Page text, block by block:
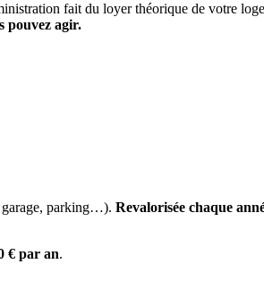
fait du loyer théorique de votre
pouvez agir.
garage, parking…). Revalorisée chaque
€ par an.